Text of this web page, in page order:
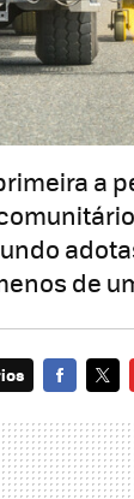
a
de